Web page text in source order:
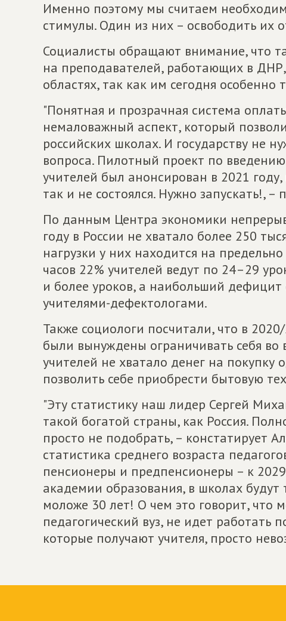
Именно поэтому мы считаем
стимулы. Один из них – освободить их
Социалисты обращают внимание, что
на преподавателей, работающих в
областях, так как им сегодня особенно
"Понятная и прозрачная система
немаловажный аспект, который
российских школах. И государству не
вопроса. Пилотный проект по
учителей был анонсирован в 2021
так и не состоялся. Нужно запускать!,
По данным Центра экономики
году в России не хватало более 250
нагрузки у них находится на
часов 22% учителей ведут по 24–29
и более уроков, а наибольший
учителями-дефектологами.
Также социологи посчитали, что в
были вынуждены ограничивать себя во
учителей не хватало денег на покупку
позволить себе приобрести бытовую
"Эту статистику наш лидер Сергей
такой богатой страны, как Россия.
просто не подобрать, – констатирует
статистика среднего возраста
пенсионеры и предпенсионеры – к
академии образования, в школах будут
моложе 30 лет! О чем это говорит, что
педагогический вуз, не идет работать
которые получают учителя, просто